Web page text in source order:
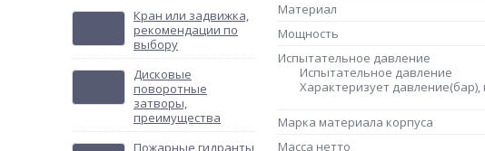
Кран или задвижка,
рекомендации по
выбору
Дисковые
поворотные
затворы,
преимущества
Пожарные гидранты
Материал
Мощность
Испытательное давление
Испытательное давление
Характеризует
Марка материала корпуса
Масса нетто